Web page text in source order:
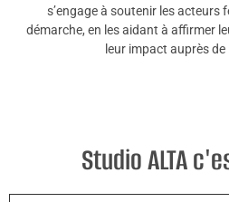
s’engage à soutenir les acteurs
démarche, en les aidant à affirmer
leur impact auprès de
Studio ALTA